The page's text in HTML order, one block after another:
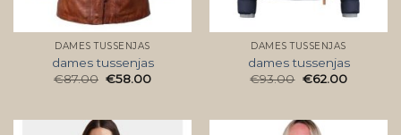
DAMES TUSSENJAS
dames tussenjas
€87.00 €58.00
DAMES TUSSENJAS
dames tussenjas
€93.00 €62.00